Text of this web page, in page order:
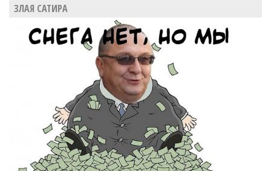
ЗЛАЯ САТИРА